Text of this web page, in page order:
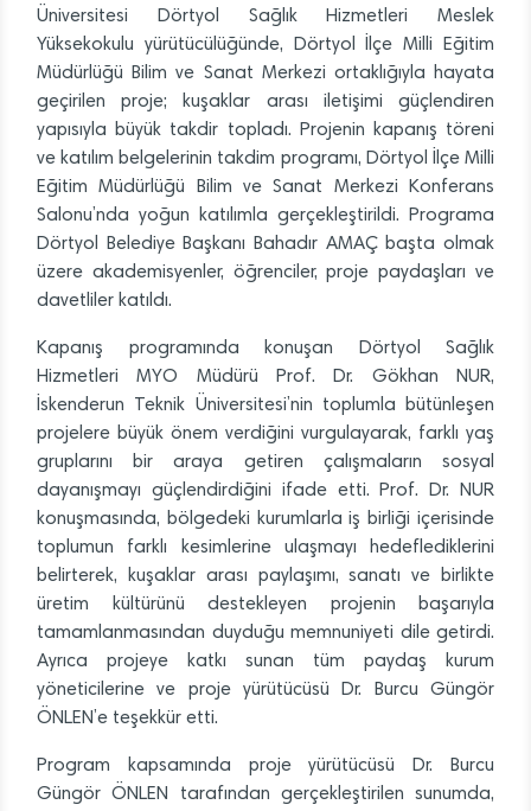
Üniversitesi Dörtyol Sağlık Hizmetleri Meslek
Yüksekokulu yürütücülüğünde, Dörtyol İlçe Milli Eğitim
Müdürlüğü Bilim ve Sanat Merkezi ortaklığıyla hayata
geçirilen proje; kuşaklar arası iletişimi güçlendiren
yapısıyla büyük takdir topladı. Projenin kapanış töreni
ve katılım belgelerinin takdim programı, Dörtyol İlçe Milli
Eğitim Müdürlüğü Bilim ve Sanat Merkezi Konferans
Salonu’nda yoğun katılımla gerçekleştirildi. Programa
Dörtyol Belediye Başkanı Bahadır AMAÇ başta olmak
üzere akademisyenler, öğrenciler, proje paydaşları ve
davetliler katıldı.
Kapanış programında konuşan Dörtyol Sağlık
Hizmetleri MYO Müdürü Prof. Dr. Gökhan NUR,
İskenderun Teknik Üniversitesi’nin toplumla bütünleşen
projelere büyük önem verdiğini vurgulayarak, farklı yaş
gruplarını bir araya getiren çalışmaların sosyal
dayanışmayı güçlendirdiğini ifade etti. Prof. Dr. NUR
konuşmasında, bölgedeki kurumlarla iş birliği içerisinde
toplumun farklı kesimlerine ulaşmayı hedeflediklerini
belirterek, kuşaklar arası paylaşımı, sanatı ve birlikte
üretim kültürünü destekleyen projenin başarıyla
tamamlanmasından duyduğu memnuniyeti dile getirdi.
Ayrıca projeye katkı sunan tüm paydaş kurum
yöneticilerine ve proje yürütücüsü Dr. Burcu Güngör
ÖNLEN’e teşekkür etti.
Program kapsamında proje yürütücüsü Dr. Burcu
Güngör ÖNLEN tarafından gerçekleştirilen sunumda,